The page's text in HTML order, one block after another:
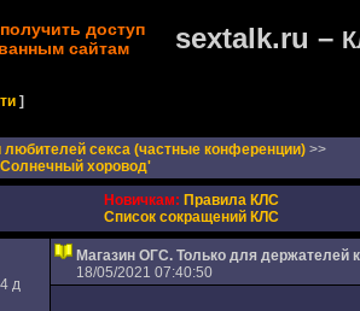
доступ
сайтам
sextalk.ru –
]
любителей секса (частные конференции) >>
хоровод'
Новичкам: Правила КЛС
Список сокращений КЛС
д
Магазин ОГС. Только для держателей
18/05/2021 07:40:50